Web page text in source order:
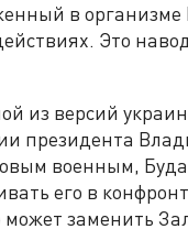
в организме
Это
из версий
президента
военным,
его в
заменить